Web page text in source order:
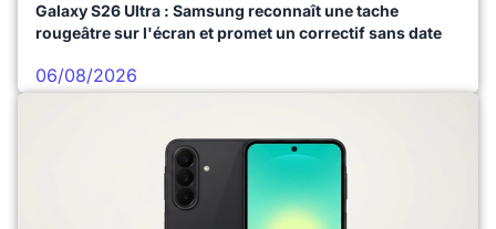
Galaxy S26 Ultra : Samsung reconnaît une tache
rougeâtre sur l'écran et promet un correctif sans date
06/08/2026